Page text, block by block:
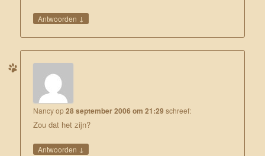
Antwoorden ↓
Nancyop28 september 2006 om 21:29 schreef:
Zou dat het zijn?
Antwoorden ↓